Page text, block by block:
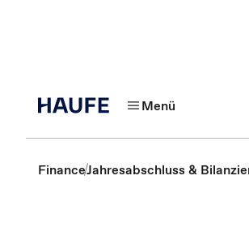
Menü
FinanceJahresabschluss &